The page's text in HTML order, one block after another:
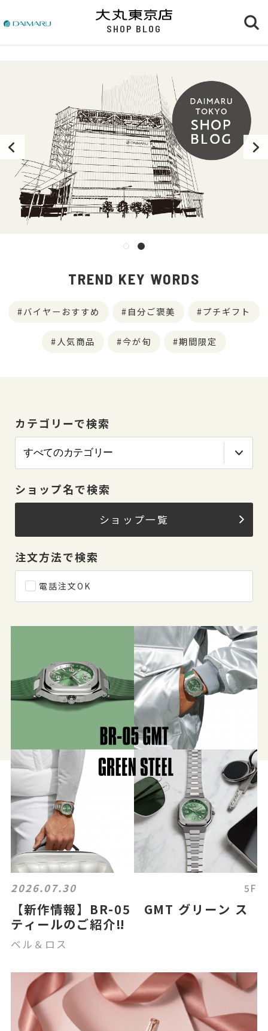
SHOP BLOG
TREND KEY WORDS
バイヤーおすすめ 自分ご褒美 プチギフト
人気商品 今が旬 期間限定
カテゴリーで検索
ショップ名で検索
ショップ一覧
注文方法で検索
電話注文OK
2026.07.30 5F
【新作情報】BR-05 GMT グリーン ス
ティールのご紹介‼
ベル＆ロス